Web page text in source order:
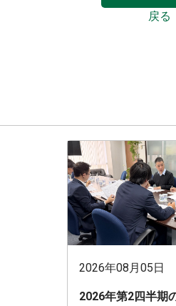
戻る
2026年08月05日
2026年第2四半期